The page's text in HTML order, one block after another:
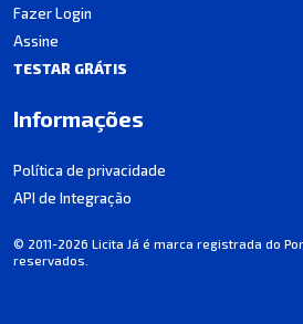
Fazer Login
Assine
TESTAR GRÁTIS
Informações
Política de privacidade
API de Integração
© 2011-2026 Licita Já é marca registrada do
reservados.